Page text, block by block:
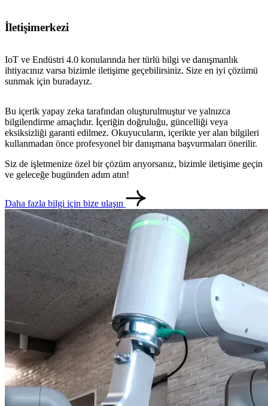
İletişimerkezi
IoT ve Endüstri 4.0 konularında her türlü bilgi ve danışmanlık
ihtiyacınız varsa bizimle iletişime geçebilirsiniz. Size en iyi çözümü
sunmak için buradayız.
Bu içerik yapay zeka tarafından oluşturulmuştur ve yalnızca
bilgilendirme amaçlıdır. İçeriğin doğruluğu, güncelliği veya
eksiksizliği garanti edilmez. Okuyucuların, içerikte yer alan bilgileri
kullanmadan önce profesyonel bir danışmana başvurmaları önerilir.
Siz de işletmenize özel bir çözüm arıyorsanız, bizimle iletişime geçin
ve geleceğe bugünden adım atın!
Daha fazla bilgi için bize ulaşın